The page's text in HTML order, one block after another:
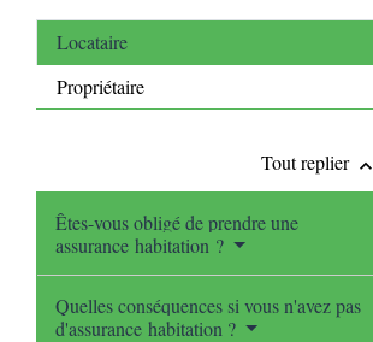
Locataire
Propriétaire
Tout replier keyboard_arrow_up
Êtes-vous obligé de prendre une
assurance habitation ?
Quelles conséquences si vous n'avez pas
d'assurance habitation ?